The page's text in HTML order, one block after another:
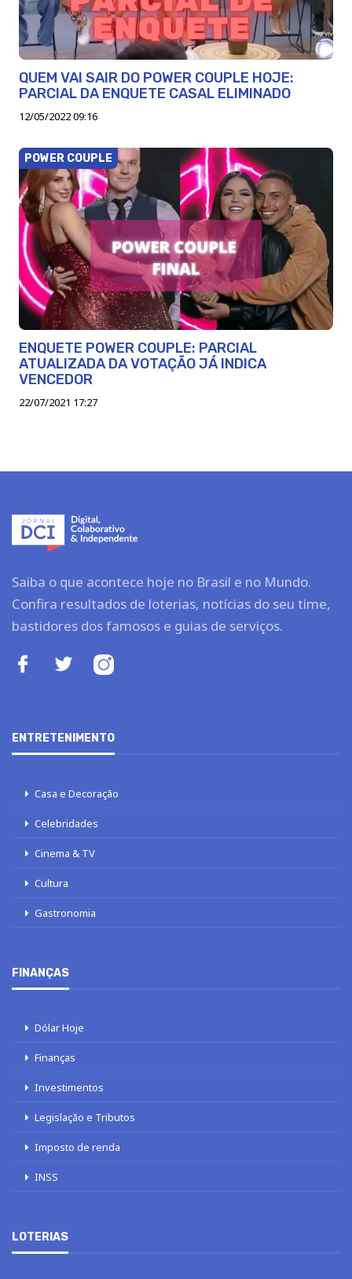
QUEM VAI SAIR DO POWER COUPLE HOJE:
PARCIAL DA ENQUETE CASAL ELIMINADO
12/05/2022 09:16
POWER COUPLE
ENQUETE POWER COUPLE: PARCIAL
ATUALIZADA DA VOTAÇÃO JÁ INDICA
VENCEDOR
22/07/2021 17:27
Saiba o que acontece hoje no Brasil e no Mundo.
Confira resultados de loterias, notícias do seu time,
bastidores dos famosos e guias de serviços.
ENTRETENIMENTO
Casa e Decoração
Celebridades
Cinema & TV
Cultura
Gastronomia
FINANÇAS
Dólar Hoje
Finanças
Investimentos
Legislação e Tributos
Imposto de renda
INSS
LOTERIAS